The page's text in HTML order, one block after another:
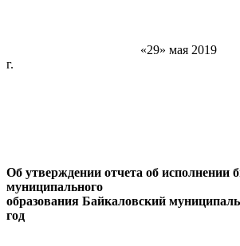
«29» мая 2019
г. №
Об утверждении отчета об исполнении
муниципального
образования Байкаловский
год